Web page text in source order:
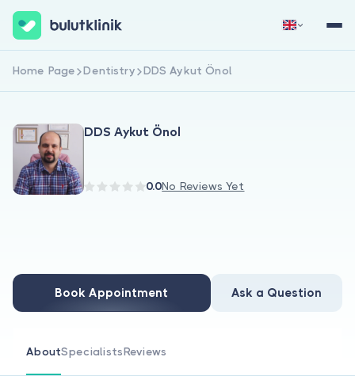
For Doctors
Are you a doctor?
Sign Up Now
Home Page Dentistry DDS Aykut Önol
DDS Aykut Önol
0.0No Reviews Yet
Book Appointment Ask a Question
AboutSpecialistsReviews